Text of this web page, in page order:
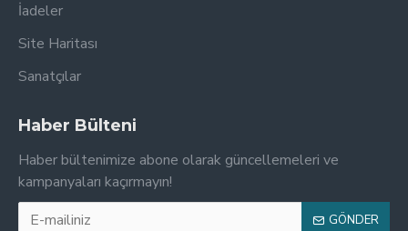
İadeler
Site Haritası
Sanatçılar
Haber Bülteni
Haber bültenimize abone olarak güncellemeleri ve
kampanyaları kaçırmayın!
GÖNDER